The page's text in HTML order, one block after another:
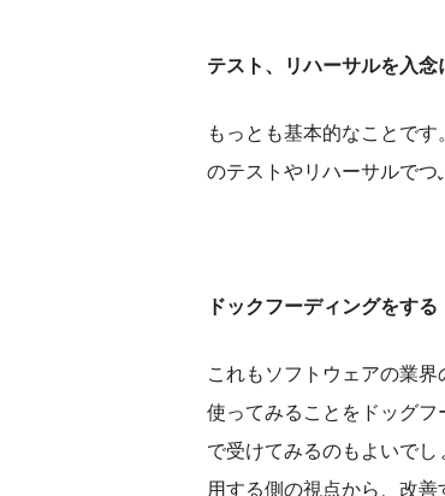
テスト、リハーサルを入念
もっとも基本的なことで
のテストやリハーサルでつ
ドックフーディングをする
これもソフトウェアの業
使ってみることをドッグ
で受けてみるのもよいで
用する側の視点から、改善